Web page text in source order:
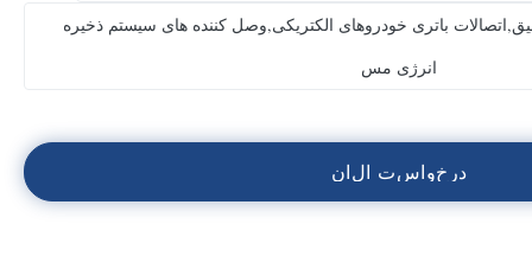
باتری خودروهای الکتریکی,وصل کننده های سیستم ذخیره
انرژی مس
در خواست الان